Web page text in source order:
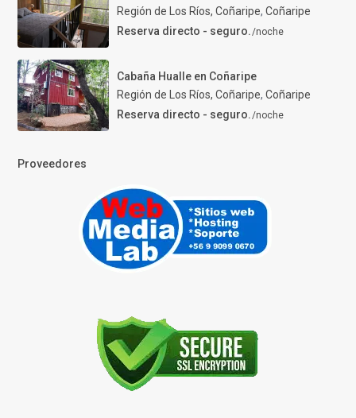
Región de Los Ríos, Coñaripe, Coñaripe
Reserva directo - seguro./noche
Cabaña Hualle en Coñaripe
Región de Los Ríos, Coñaripe, Coñaripe
Reserva directo - seguro./noche
Proveedores